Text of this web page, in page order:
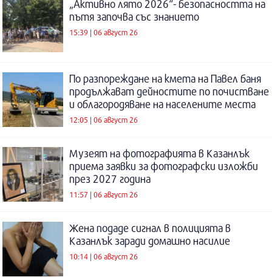
„Активно лято 2026“- безопасността на
пътя започва със знанието
15:39 | 06 август 26
По разпореждане на кмета на Павел баня
продължават дейностите по почистване
и облагородяване на населените места
12:05 | 06 август 26
Музеят на фотографията в Казанлък
приема заявки за фотографски изложби
през 2027 година
11:57 | 06 август 26
Жена подаде сигнал в полицията в
Казанлък заради домашно насилие
10:14 | 06 август 26